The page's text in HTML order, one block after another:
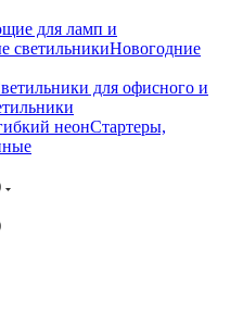
для ламп и
светильникиНовогодние
для офисного и
неонСтартеры,